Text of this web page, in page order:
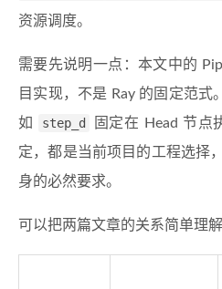
资源调度。
需要先说明一点：本文中的
目实现，不是 Ray 的固定范式
如
step_d 固定在 Head 节点
定，都是当前项目的工程选择
身的必然要求。
可以把两篇文章的关系简单理解